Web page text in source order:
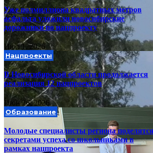
Уже полмиллиона квадратных метров
асфальта уложили новосибирские
дорожники по нацпроекту
Июл 1, 2026
Нацпроекты
В Новосибирской области продолжается
реализация 12 нацпроектов
Июн 26, 2026
Образование
Молодые специалисты региона
секретами успеха со школьниками в
рамках нацпроекта